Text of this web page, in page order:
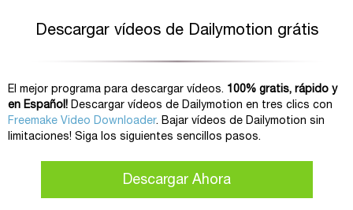
Descargar vídeos de Dailymotion grátis
El mejor programa para descargar vídeos. 100% gratis, rápido y
en Español! Descargar vídeos de Dailymotion en tres clics con
Freemake Video Downloader. Bajar vídeos de Dailymotion sin
limitaciones! Siga los siguientes sencillos pasos.
Descargar Ahora